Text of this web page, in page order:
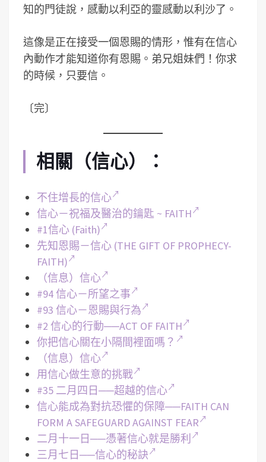
知的門徒說，感動以利亞的靈感動以利沙了。
這像是正在接受一個恩賜的情形，惟有在信心
內動作才能知道你有恩賜。弟兄姐妹們！你求
的時候，只要信。
〔完〕
相關（信心）：
不住增長的信心
信心－祝福及醫治的鑰匙 ~ FAITH
#1信心 (Faith)
先知恩賜－信心 (THE GIFT OF PROPHECY-
FAITH)
（信息）信心
#94 信心－所望之事
#93 信心－恩賜與行為
#2 信心的行動──ACT OF FAITH
你把信心關在小隔間裡面嗎？
（信息）信心
用信心做生意的挑戰
#35 二月四日──超越的信心
信心能成為對抗恐懼的保障──FAITH CAN
FORM A SAFEGUARD AGAINST FEAR
二月十一日──憑著信心就是勝利
三月七日──信心的秘訣